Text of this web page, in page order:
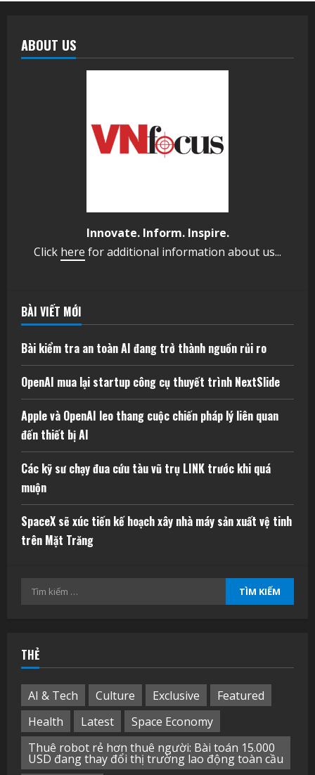
ABOUT US
Innovate. Inform. Inspire.
Click here for additional information about us...
BÀI VIẾT MỚI
Bài kiểm tra an toàn AI đang trở thành nguồn rủi ro
OpenAI mua lại startup công cụ thuyết trình NextSlide
Apple và OpenAI leo thang cuộc chiến pháp lý liên quan
đến thiết bị AI
Các kỹ sư chạy đua cứu tàu vũ trụ LINK trước khi quá
muộn
SpaceX sẽ xúc tiến kế hoạch xây nhà máy sản xuất vệ tinh
trên Mặt Trăng
Tìm
THẺ
AI & Tech Culture Exclusive
Featured
Health
Latest
Space Economy
Thuê robot rẻ hơn thuê người: Bài toán 15.000
USD đang thay đổi thị trường lao động toàn cầu